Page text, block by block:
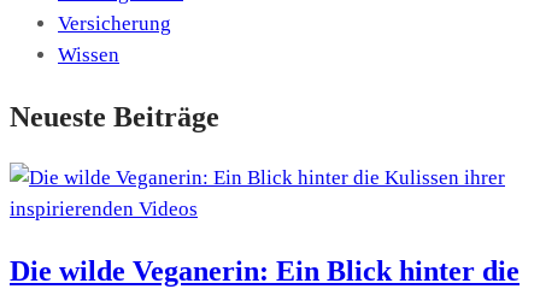
Versicherung
Wissen
Neueste Beiträge
Die wilde Veganerin: Ein Blick hinter die